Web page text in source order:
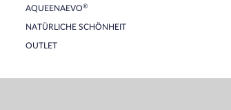
AQUEENAEVO®
NATÜRLICHE SCHÖNHEIT
OUTLET